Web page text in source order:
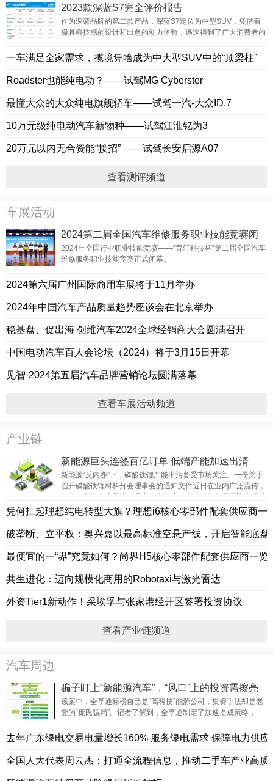
2023款深蓝S7完全评价报告
作为深蓝品牌的第二款产品，深蓝S7定位为中型SUV，凭借着
极具科技感的设计和出色的动力体验，迅速得到了广大消费者的
一车满足全家需求，揽境凭啥成为中大型SUV中的“顶梁柱”
Roadster也能纯电动？——试驾MG Cyberster
最懂大众的大众纯电旗舰轿车——试驾一汽-大众ID.7
10万元级纯电动汽车新物种——试驾江淮钇为3
20万元以内无合资能“接招” ——试驾长安启源A07
查看测评频道
车展活动
2024第二届全国汽车维修服务职业技能竞赛闭
幕
2024年全国行业职业技能竞赛——“育轩科技杯”第二届全国汽车
维修服务职业技能竞赛正式闭幕。
2024第六届广州国际商用车展将于11月举办
2024年中国汽车产品质量趋势座谈会在北京举办
稳基盘、促出海 创维汽车2024全球经销商大会圆满召开
中国电动汽车百人会论坛（2024）将于3月15日开幕
见智·2024第五届汽车品牌营销论坛圆满落幕
查看车展活动频道
产业链
新能源巨头连签百亿订单 低端产能加速出清
新能源“反内卷”下，磷酸铁锂产能出清备受市场关注。一份关于
召开磷酸铁锂材料分会理事会的通知文件近日在业内广泛流传，
转折点。
凭何扛起理想纯电转型大旗？理想i6核心零部件配套供应商一
破垄断、立平权：奥兴嘉以最高标准空悬产线，开启智能底盘
最便宜的一“界”究竟如何？尚界H5核心零部件配套供应商一览
共生进化：迈向规模化商用的Robotaxi与激光雷达
外资Tier1新动作！采埃孚与张家港经开区签署投资协议
查看产业链频道
汽车周边
骗子盯上“新能源汽车”，“风口”上的投资需擦亮
双眼
该案中，全享通标榜自己是“高科技”能源公司，集资手法却是老
套的“庞氏骗局”。记者了解到，全享通制定了加速提成策略，
速获得
去年广东绿电交易电量增长160% 服务绿电需求 保障电力供应
全国人大代表周云杰：打通全流程信息，推动二手车产业高质